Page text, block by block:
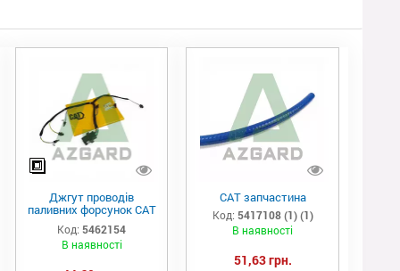
Джгут проводів
паливних форсунок CAT
C7/C9 (546-2154)
Код: 5462154
В наявності
САТ запчастина
Код: 5417108 (1) (1)
В наявності
51,63 грн.